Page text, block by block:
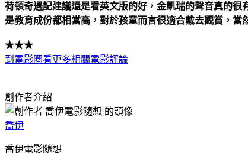
荷頓奇遇記建議還是看英文版的好，金凱瑞的聲音真的
是教育成份都相當高，對於孩童而言很適合戴去觀賞，
★★★
到電影圈看更多相關電影評論
創作者介紹
喬伊
喬伊電影隨想